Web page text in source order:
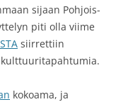
sijaan Pohjois-
piti olla viime
siirrettiin
kokoama, ja